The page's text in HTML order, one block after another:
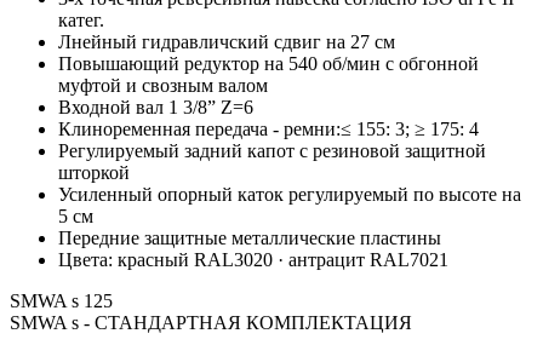
катег.
Лнейный гидравличский сдвиг на 27 см
Повышающий редуктор на 540 об/мин с обгонной
муфтой и свозным валом
Входной вал 1 3/8” Z=6
Клиноременная передача - ремни:≤ 155: 3; ≥ 175: 4
Регулируемый задний капот с резиновой защитной
шторкой
Усиленный опорный каток регулируемый по высоте на
5 см
Передние защитные металлические пластины
Цвета: красный RAL3020 · антрацит RAL7021
SMWA s 125
SMWA s - СТАНДАРТНАЯ КОМПЛЕКТАЦИЯ